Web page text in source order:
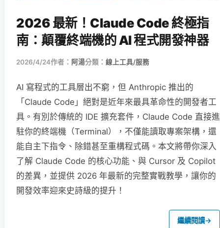
2026 最新！Claude Code 終極指
南：顛覆終端機的 AI 程式開發神器
2026/4/24作者： 阿湯分類： 線上工具/服務
AI 寫程式的工具層出不窮，但 Anthropic 推出的
「Claude Code」絕對是近年來最具革命性的開發者工
具。有別於傳統的 IDE 擴充套件，Claude Code 直接進
駐你的終端機（Terminal），不僅能讀取專案架構，還
能自主下指令、除錯甚至重構程式碼。本文將帶你深入
了解 Claude Code 的核心功能、與 Cursor 及 Copilot
的差異，並提供 2026 年最新的完整實戰教學，讓你的
開發效率迎來史詩級的提升！
繼續閱讀→